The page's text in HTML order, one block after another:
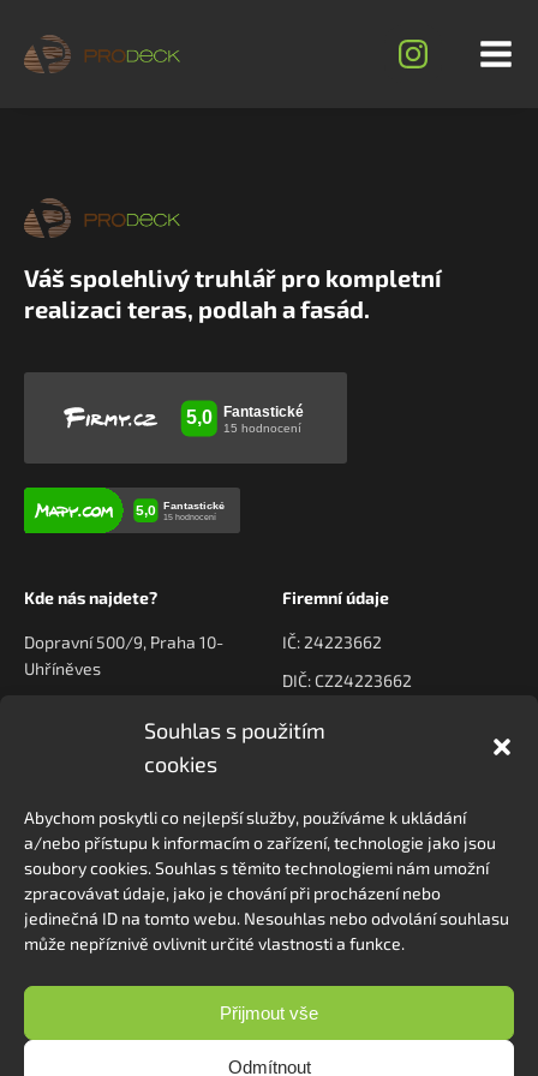
Souhlas s použitím
cookies
Abychom poskytli co nejlepší služby, používáme k ukládání
a/nebo přístupu k informacím o zařízení, technologie jako jsou
soubory cookies. Souhlas s těmito technologiemi nám umožní
zpracovávat údaje, jako je chování při procházení nebo
jedinečná ID na tomto webu. Nesouhlas nebo odvolání souhlasu
může nepříznivě ovlivnit určité vlastnosti a funkce.
Přijmout vše
Odmítnout
Váš spolehlivý truhlář pro kompletní
realizaci teras, podlah a fasád.
Kde nás najdete?
Dopravní 500/9, Praha 10-
Uhříněves
Firemní údaje
IČ: 24223662
DIČ: CZ24223662
Kontaktujte nás
+420 778 222 800
Navigace
O nás
Kontakt